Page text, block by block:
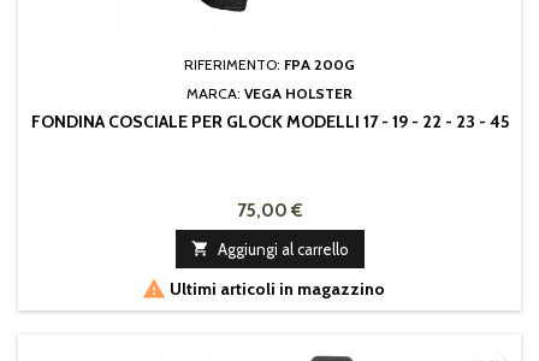
RIFERIMENTO: FPA 200G
MARCA: VEGA HOLSTER
FONDINA COSCIALE PER GLOCK MODELLI 17 - 19 - 22 - 23 - 45
75,00 €
 Aggiungi al carrello
 Ultimi articoli in magazzino